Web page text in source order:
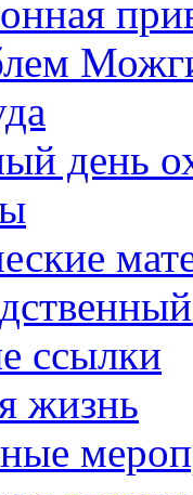
день
ссылки
жизнь